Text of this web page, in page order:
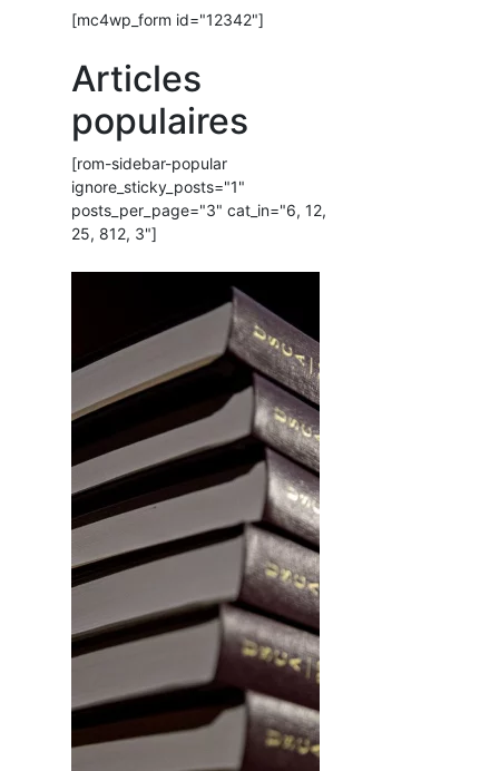
[mc4wp_form id="12342"]
Articles
populaires
[rom-sidebar-popular
ignore_sticky_posts="1"
posts_per_page="3" cat_in="6, 12,
25, 812, 3"]